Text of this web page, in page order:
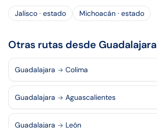
Jalisco · estado Michoacán · estado
Otras rutas desde Guadalajara
Guadalajara Colima
Guadalajara Aguascalientes
Guadalajara León